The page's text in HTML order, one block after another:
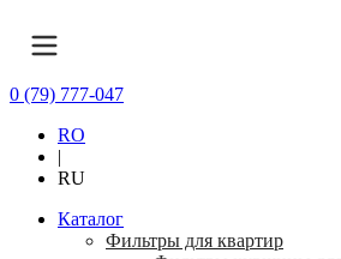
0 (79) 777-047
RO
|
RU
Каталог
Фильтры для квартир